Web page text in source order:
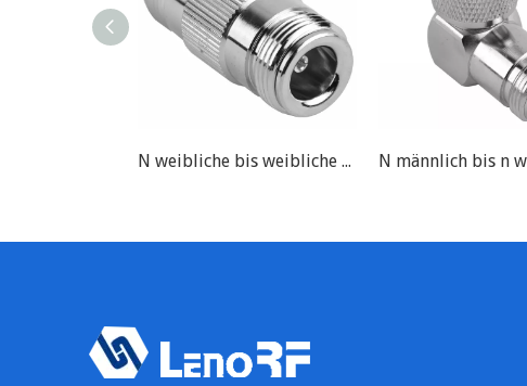
N weibliche bis weibliche RF-Anschlussadapter